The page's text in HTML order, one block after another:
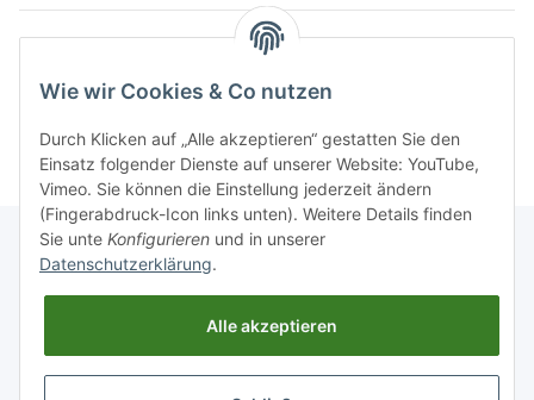
Archiv.
Informationen
Gesetzliche Informationen
Wie wir Cookies & Co nutzen
Durch Klicken auf „Alle akzeptieren“ gestatten Sie den
Einsatz folgender Dienste auf unserer Website: YouTube,
Vimeo. Sie können die Einstellung jederzeit ändern
(Fingerabdruck-Icon links unten). Weitere Details finden
Sie unte Konfigurieren und in unserer
Datenschutzerklärung.
Alle akzeptieren